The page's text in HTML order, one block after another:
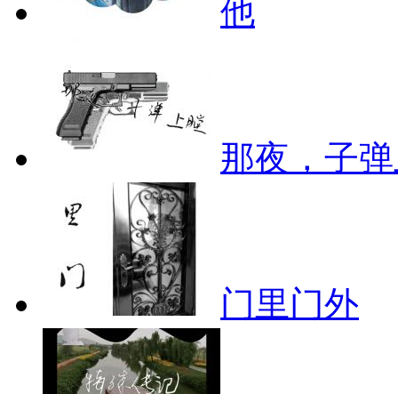
他
那夜，子
门里门外